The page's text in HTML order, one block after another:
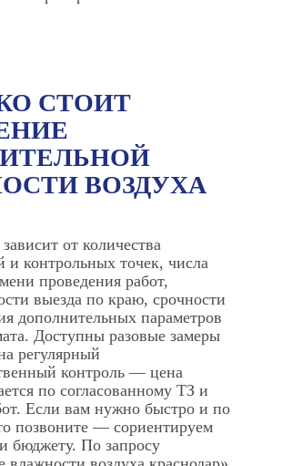
СТОИТ
ВОЗДУХА
от количества
контрольных точек, числа
проведения работ,
выезда по краю, срочности
дополнительных параметров
Доступны разовые замеры
регулярный
контроль — цена
по согласованному ТЗ и
Если вам нужно быстро и по
позвоните — сориентируем
бюджету. По запросу